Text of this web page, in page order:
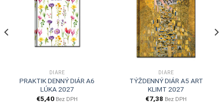
DIÁRE
PRAKTIK DENNÝ DIÁR A6
LÚKA 2027
€5,40 Bez DPH
DIÁRE
TÝŽDENNÝ DIÁR A5 ART
KLIMT 2027
€7,38 Bez DPH